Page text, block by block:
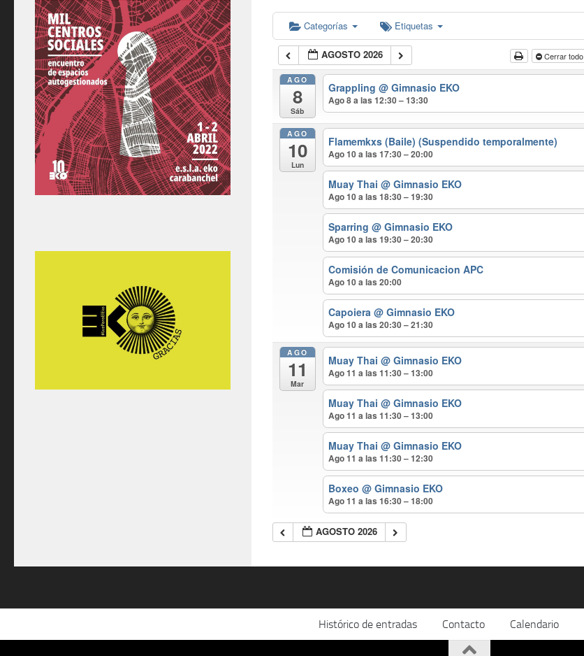
Categorías Etiquetas
AGOSTO 2026 Cerrar todo
AGO
8
Sáb
Grappling@ Gimnasio EKO
Ago 8 a las 12:30 – 13:30
AGO
10
Lun
Flamemkxs (Baile) (Suspendido temporalmente)
Ago 10 a las 17:30 – 20:00
Muay Thai@ Gimnasio EKO
Ago 10 a las 18:30 – 19:30
Sparring@ Gimnasio EKO
Ago 10 a las 19:30 – 20:30
Comisión de Comunicacion APC
Ago 10 a las 20:00
Capoiera@ Gimnasio EKO
Ago 10 a las 20:30 – 21:30
AGO
11
Mar
Muay Thai@ Gimnasio EKO
Ago 11 a las 11:30 – 13:00
Muay Thai@ Gimnasio EKO
Ago 11 a las 11:30 – 13:00
Muay Thai@ Gimnasio EKO
Ago 11 a las 11:30 – 12:30
Boxeo@ Gimnasio EKO
Ago 11 a las 16:30 – 18:00
AGOSTO 2026
Histórico de entradas Contacto Calendario